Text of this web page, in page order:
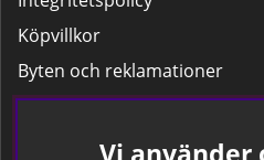
Köpvillkor
Byten och reklamationer
Leverans
Hitta färgkoden på bilen.